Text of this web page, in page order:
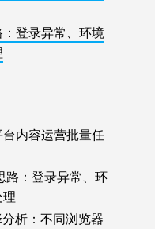
登录异常、环境
内容运营批量任
路：登录异常、环
析：不同浏览器